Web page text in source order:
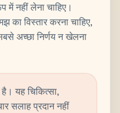
नहीं लेना चाहिए।
का विस्तार करना चाहिए,
अच्छा निर्णय न खेलना
यह चिकित्सा,
सलाह प्रदान नहीं